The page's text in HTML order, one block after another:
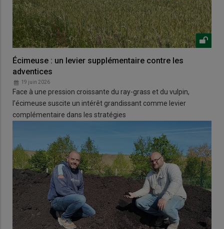
Écimeuse : un levier supplémentaire contre les
adventices
19 juin 2026
Face à une pression croissante du ray-grass et du vulpin,
l’écimeuse suscite un intérêt grandissant comme levier
complémentaire dans les stratégies